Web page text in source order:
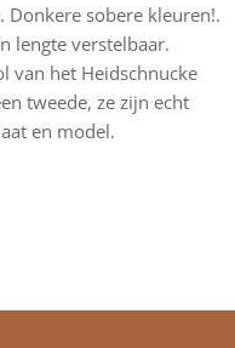
sobere kleuren!.
lengte verstelbaar.
van het Heidschnucke
tweede, ze zijn echt
en model.